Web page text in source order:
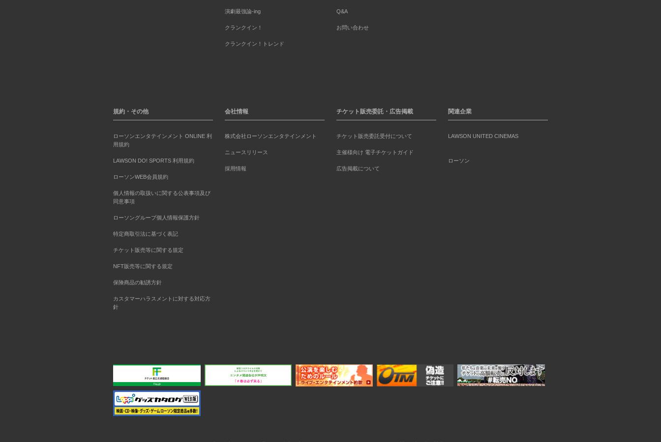
演劇最強論-ing
クランクイン！
クランクイン！トレンド
Q&A
お問い合わせ
規約・その他
ローソンエンタテインメント ONLINE 利
用規約
LAWSON DO! SPORTS 利用規約
ローソンWEB会員規約
個人情報の取扱いに関する公表事項及び
同意事項
ローソングループ個人情報保護方針
特定商取引法に基づく表記
チケット販売等に関する規定
NFT販売等に関する規定
保険商品の勧誘方針
カスタマーハラスメントに対する対応方
針
会社情報
株式会社ローソンエンタテインメント
ニュースリリース
採用情報
チケット販売委託・広告掲載
チケット販売委託受付について
主催様向け 電子チケットガイド
広告掲載について
関連企業
LAWSON UNITED CINEMAS
ローソン